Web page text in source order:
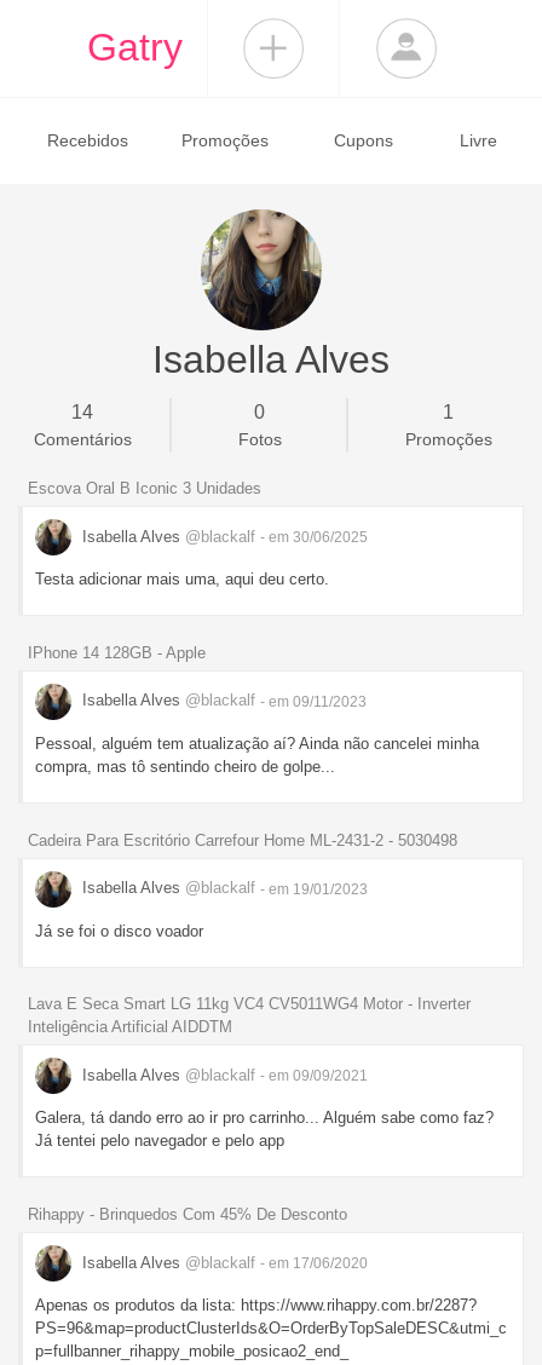
Gatry
Recebidos Promoções Cupons Livre
Isabella Alves
14
Comentários
0
Fotos
1
Promoções
Escova Oral B Iconic 3 Unidades
Isabella Alves @blackalf - em 30/06/2025
Testa adicionar mais uma, aqui deu certo.
IPhone 14 128GB - Apple
Isabella Alves @blackalf - em 09/11/2023
Pessoal, alguém tem atualização aí? Ainda não cancelei minha
compra, mas tô sentindo cheiro de golpe...
Cadeira Para Escritório Carrefour Home ML-2431-2 - 5030498
Isabella Alves @blackalf - em 19/01/2023
Já se foi o disco voador
Lava E Seca Smart LG 11kg VC4 CV5011WG4 Motor - Inverter
Inteligência Artificial AIDDTM
Isabella Alves @blackalf - em 09/09/2021
Galera, tá dando erro ao ir pro carrinho... Alguém sabe como faz?
Já tentei pelo navegador e pelo app
Rihappy - Brinquedos Com 45% De Desconto
Isabella Alves @blackalf - em 17/06/2020
Apenas os produtos da lista: https://www.rihappy.com.br/2287?
PS=96&map=productClusterIds&O=OrderByTopSaleDESC&utmi_c
p=fullbanner_rihappy_mobile_posicao2_end_